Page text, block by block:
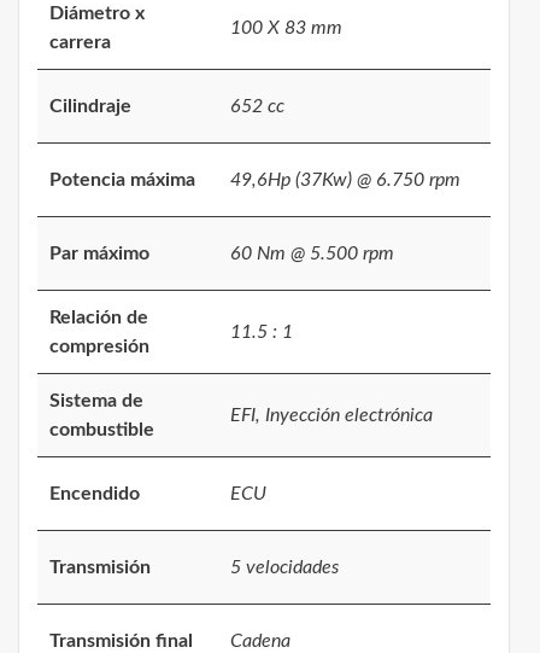
Diámetro x
carrera
100 X 83 mm
Cilindraje 652 cc
Potencia máxima 49,6Hp (37Kw) @ 6.750 rpm
Par máximo 60 Nm @ 5.500 rpm
Relación de
compresión
11.5 : 1
Sistema de
combustible
EFI, Inyección electrónica
Encendido ECU
Transmisión 5 velocidades
Transmisión final Cadena